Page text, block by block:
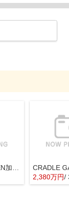
2,380万円/